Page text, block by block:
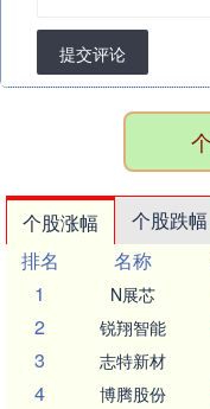
提交评论
个股涨幅 个股跌幅
排名
名称
1
N展芯
2 锐翔智能
3 志特新材
4 博腾股份